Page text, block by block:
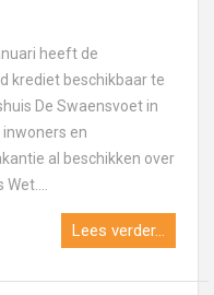
heeft de
krediet beschikbaar te
De Swaensvoet in
inwoners en
al beschikken over
Lees verder...